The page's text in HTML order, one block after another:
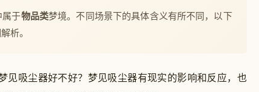
属于物品类梦境。不同场景下的具体含义有所不同，以下
析。
见吸尘器好不好？梦见吸尘器有现实的影响和反应，也